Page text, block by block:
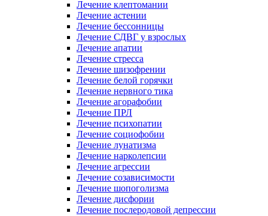
Лечение клептомании
Лечение астении
Лечение бессонницы
Лечение СДВГ у взрослых
Лечение апатии
Лечение стресса
Лечение шизофрении
Лечение белой горячки
Лечение нервного тика
Лечение агорафобии
Лечение ПРЛ
Лечение психопатии
Лечение социофобии
Лечение лунатизма
Лечение нарколепсии
Лечение агрессии
Лечение созависимости
Лечение шопоголизма
Лечение дисфории
Лечение послеродовой депрессии